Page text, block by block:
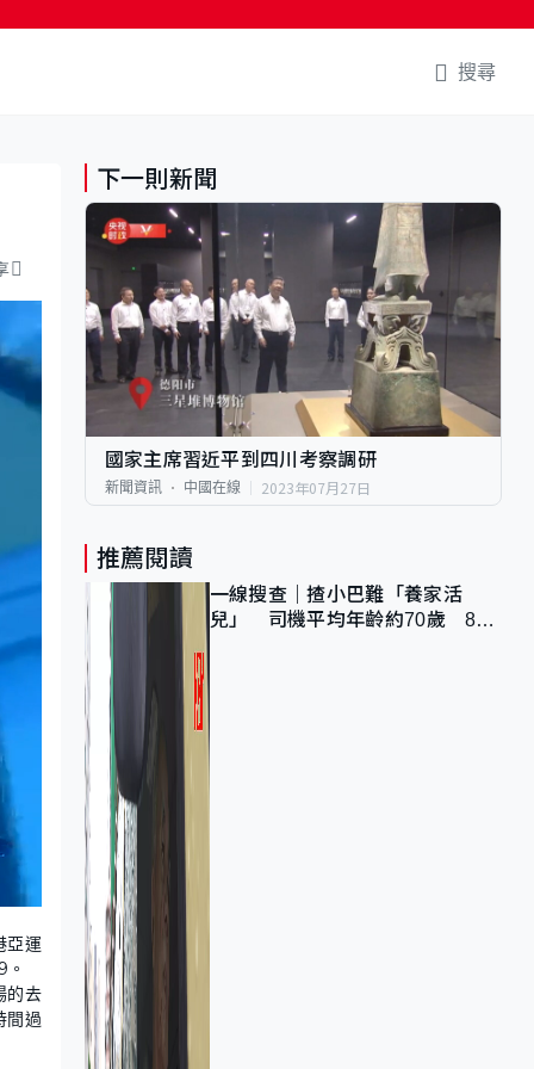
搜尋
亞運
的去
間過
下一則新聞
國家主席習近平到四川考察調研
新聞資訊 中國在線 2023年07月27日
推薦閱讀
一線搜查｜揸小巴難「養家活
兒」 司機平均年齡約70歲 88